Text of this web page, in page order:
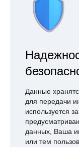
Данные
для передачи
используется
данных, Ваша
или тем